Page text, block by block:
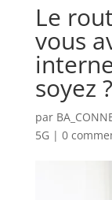
Le
vous
soyez ?
par
5G | 0